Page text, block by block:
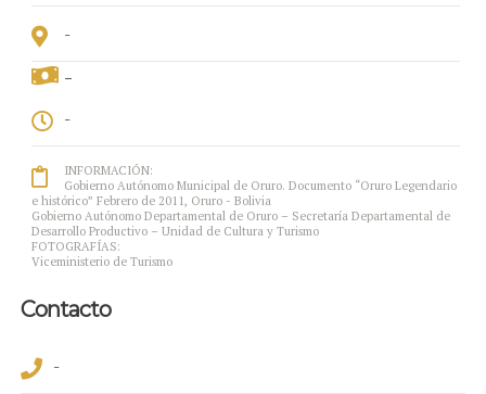
-
-
-
INFORMACIÓN:
Gobierno Autónomo Municipal de Oruro. Documento “Oruro Legendario
e histórico” Febrero de 2011, Oruro - Bolivia
Gobierno Autónomo Departamental de Oruro – Secretaría Departamental de
Desarrollo Productivo – Unidad de Cultura y Turismo
FOTOGRAFÍAS:
Viceministerio de Turismo
Contacto
-